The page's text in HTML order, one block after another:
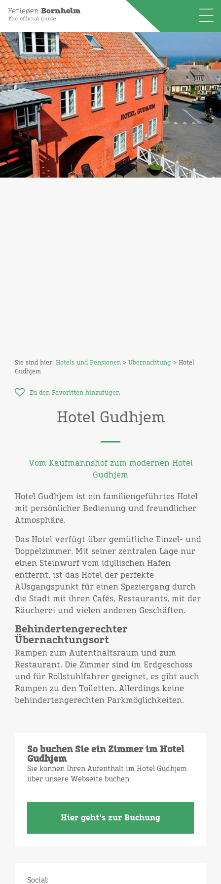
Sie sind hier: Hotels und Pensionen > Übernachtung > Hotel
Gudhjem
Zu den Favoritten hinzufügen
Hotel Gudhjem
Vom Kaufmannshof zum modernen Hotel
Gudhjem
Hotel Gudhjem ist ein familiengeführtes Hotel
mit persönlicher Bedienung und freundlicher
Atmosphäre.
Das Hotel verfügt über gemütliche Einzel- und
Doppelzimmer. Mit seiner zentralen Lage nur
einen Steinwurf vom idyllischen Hafen
entfernt, ist das Hotel der perfekte
AUsgangspunkt für einen Speziergang durch
die Stadt mit ihren Cafés, Restaurants, mit der
Räucherei und vielen anderen Geschäften.
Behindertengerechter
Übernachtungsort
Rampen zum Aufenthaltsraum und zum
Restaurant. Die Zimmer sind im Erdgeschoss
und für Rollstuhlfahrer geeignet, es gibt auch
Rampen zu den Toiletten. Allerdings keine
behindertengerechten Parkmöglichkeiten.
So buchen Sie ein Zimmer im Hotel
Gudhjem
Sie können Ihren Aufenthalt im Hotel Gudhjem
über unsere Webseite buchen
Hier geht's zur Buchung
Social: